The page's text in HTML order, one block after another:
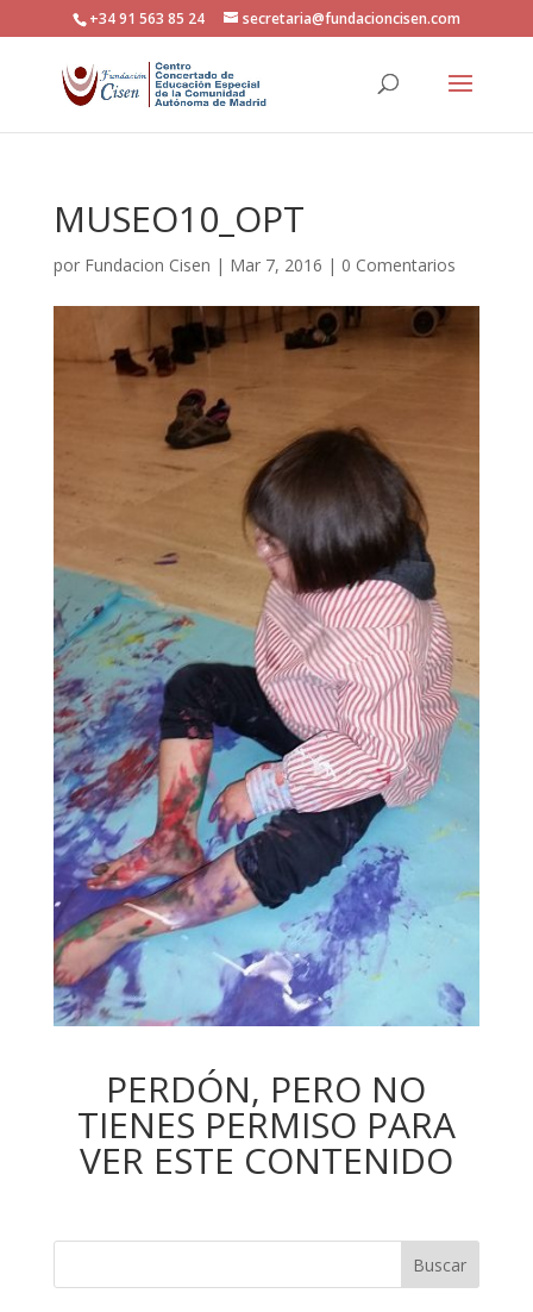
+34 91 563 85 24 secretaria@fundacioncisen.com
MUSEO10_OPT
por Fundacion Cisen | Mar 7, 2016 | 0 Comentarios
PERDÓN, PERO NO
TIENES PERMISO PARA
VER ESTE CONTENIDO